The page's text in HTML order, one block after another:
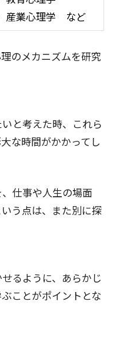
産業心理学 など
のメカニズムを研究
と考えた時、これら
な時間がかかってし
仕事や人生の場面
う点は、また別に探
るように、あらかじ
ことがポイントとな